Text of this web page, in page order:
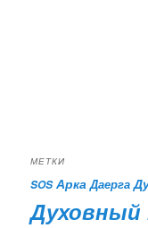
МЕТКИ
SOS Арка Даерга
Духовный